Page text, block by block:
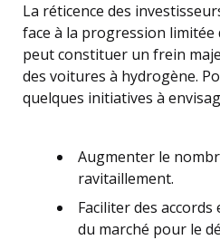
La réticence des
face à la progression
peut constituer un frein
des voitures à hydrogène.
quelques initiatives à
Augmenter le
ravitaillement.
Faciliter des
du marché pour le